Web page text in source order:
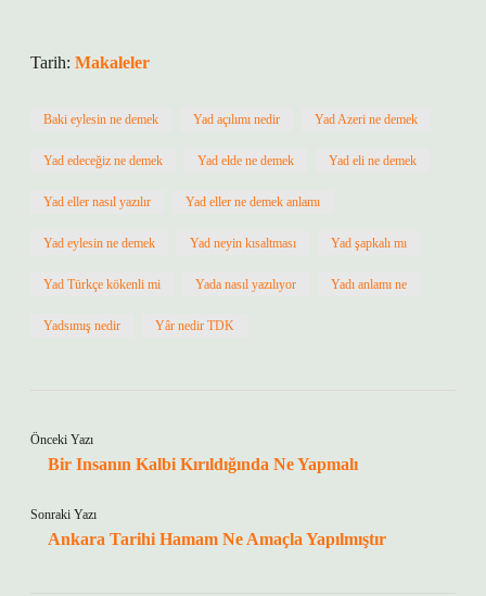
Tarih: Makaleler
Baki eylesin ne demek Yad açılımı nedir Yad Azeri ne demek
Yad edeceğiz ne demek Yad elde ne demek Yad eli ne demek
Yad eller nasıl yazılır Yad eller ne demek anlamı
Yad eylesin ne demek Yad neyin kısaltması Yad şapkalı mı
Yad Türkçe kökenli mi Yada nasıl yazılıyor Yadı anlamı ne
Yadsımış nedir Yâr nedir TDK
Önceki Yazı
Bir Insanın Kalbi Kırıldığında Ne Yapmalı
Sonraki Yazı
Ankara Tarihi Hamam Ne Amaçla Yapılmıştır